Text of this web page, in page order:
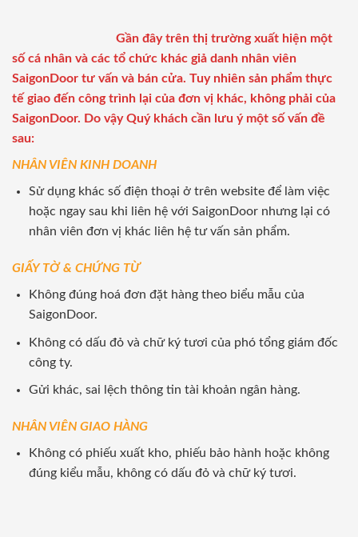
Gần đây trên thị trường xuất hiện một
số cá nhân và các tổ chức khác giả danh nhân viên
SaigonDoor tư vấn và bán cửa. Tuy nhiên sản phẩm thực
tế giao đến công trình lại của đơn vị khác, không phải của
SaigonDoor. Do vậy Quý khách cần lưu ý một số vấn đề
sau:
NHÂN VIÊN KINH DOANH
Sử dụng khác số điện thoại ở trên website để làm việc
hoặc ngay sau khi liên hệ với SaigonDoor nhưng lại có
nhân viên đơn vị khác liên hệ tư vấn sản phẩm.
GIẤY TỜ & CHỨNG TỪ
Không đúng hoá đơn đặt hàng theo biểu mẫu của
SaigonDoor.
Không có dấu đỏ và chữ ký tươi của phó tổng giám đốc
công ty.
Gửi khác, sai lệch thông tin tài khoản ngân hàng.
NHÂN VIÊN GIAO HÀNG
Không có phiếu xuất kho, phiếu bảo hành hoặc không
đúng kiểu mẫu, không có dấu đỏ và chữ ký tươi.